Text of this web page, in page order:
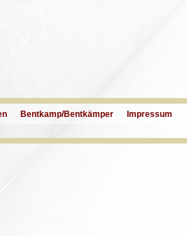
Bentkamp/Bentkämper Impressum